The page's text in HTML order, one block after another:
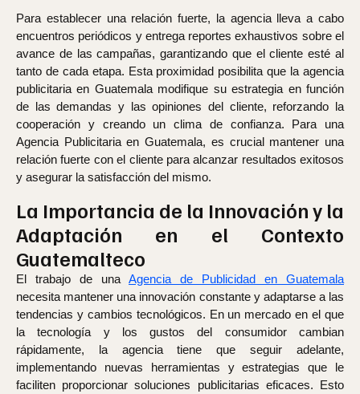
Para establecer una relación fuerte, la agencia lleva a cabo
encuentros periódicos y entrega reportes exhaustivos sobre el
avance de las campañas, garantizando que el cliente esté al
tanto de cada etapa. Esta proximidad posibilita que la agencia
publicitaria en Guatemala modifique su estrategia en función
de las demandas y las opiniones del cliente, reforzando la
cooperación y creando un clima de confianza. Para una
Agencia Publicitaria en Guatemala, es crucial mantener una
relación fuerte con el cliente para alcanzar resultados exitosos
y asegurar la satisfacción del mismo.
La Importancia de la Innovación y la
Adaptación en el Contexto
Guatemalteco
El trabajo de una Agencia de Publicidad en Guatemala
necesita mantener una innovación constante y adaptarse a las
tendencias y cambios tecnológicos. En un mercado en el que
la tecnología y los gustos del consumidor cambian
rápidamente, la agencia tiene que seguir adelante,
implementando nuevas herramientas y estrategias que le
faciliten proporcionar soluciones publicitarias eficaces. Esto